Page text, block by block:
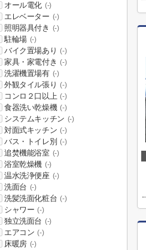
オール電化 (-)
エレベーター (-)
照明器具付き (-)
駐輪場 (-)
バイク置場あり (-)
家具・家電付き (-)
洗濯機置場有 (-)
外観タイル張り (-)
コンロ２口以上 (-)
食器洗い乾燥機 (-)
システムキッチン (-)
対面式キッチン (-)
バス・トイレ別 (-)
追焚機能浴室 (-)
浴室乾燥機 (-)
温水洗浄便座 (-)
洗面台 (-)
洗髪洗面化粧台 (-)
シャワー (-)
独立洗面台 (-)
エアコン (-)
床暖房 (-)